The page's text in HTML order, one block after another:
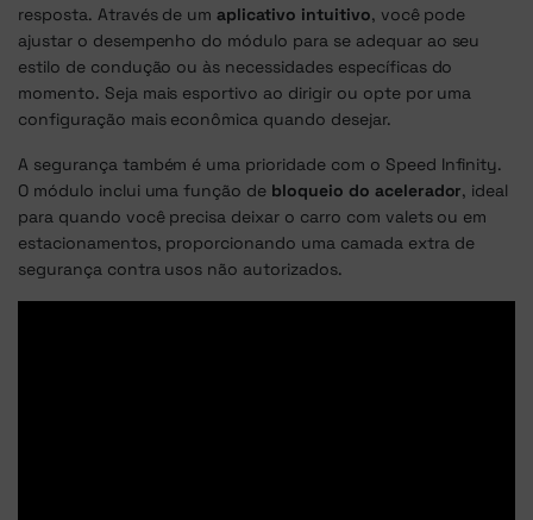
resposta. Através de um aplicativo intuitivo, você pode
ajustar o desempenho do módulo para se adequar ao seu
estilo de condução ou às necessidades específicas do
momento. Seja mais esportivo ao dirigir ou opte por uma
configuração mais econômica quando desejar.
A segurança também é uma prioridade com o Speed Infinity.
O módulo inclui uma função de bloqueio do acelerador, ideal
para quando você precisa deixar o carro com valets ou em
estacionamentos, proporcionando uma camada extra de
segurança contra usos não autorizados.